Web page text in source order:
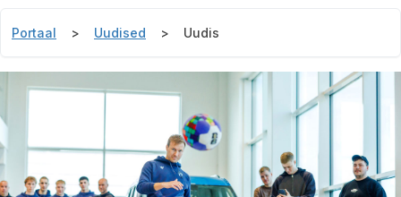
Portaal Uudised Uudis